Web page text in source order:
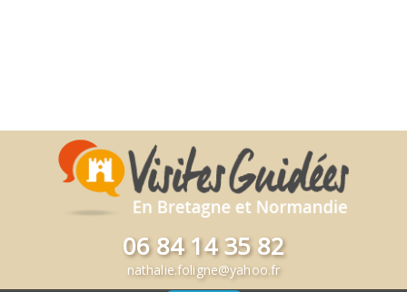
06 84 14 35 82
nathalie.foligne@yahoo.fr